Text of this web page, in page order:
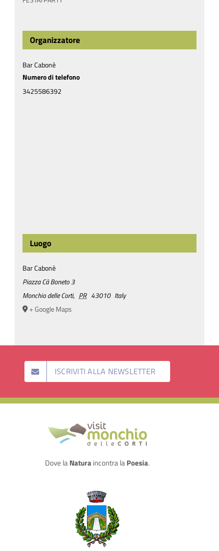
Organizzatore
Bar Cabonè
Numero di telefono
3425586392
Luogo
Bar Cabonè
Piazza Cà Boneto 3
Monchio delle Corti, PR 43010 Italy
+ Google Maps
ISCRIVITI ALLA NEWSLETTER
Dove laNatura incontra laPoesia.